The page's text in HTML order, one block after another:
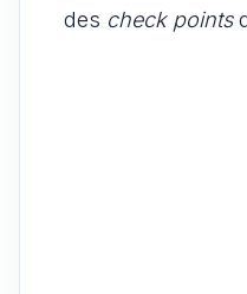
des check points